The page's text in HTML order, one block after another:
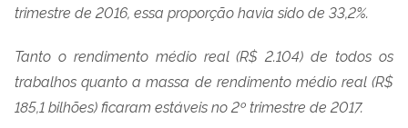
trimestre de 2016, essa proporção havia sido de 33,2%.
Tanto o rendimento médio real (R$ 2.104) de todos os
trabalhos quanto a massa de rendimento médio real (R$
185,1 bilhões) ficaram estáveis no 2º trimestre de 2017.